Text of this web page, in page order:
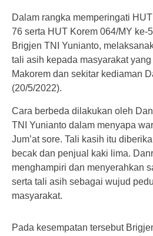
Dalam rangka memperingati
76 serta HUT Korem 064/MY ke-
Brigjen TNI Yunianto,
tali asih kepada masyarakat
Makorem dan sekitar kediaman
(20/5/2022).
Cara berbeda dilakukan oleh
TNI Yunianto dalam menyapa
Jum’at sore. Tali kasih itu
becak dan penjual kaki lima.
menghampiri dan menyerahkan
serta tali asih sebagai wujud
masyarakat.
Pada kesempatan tersebut